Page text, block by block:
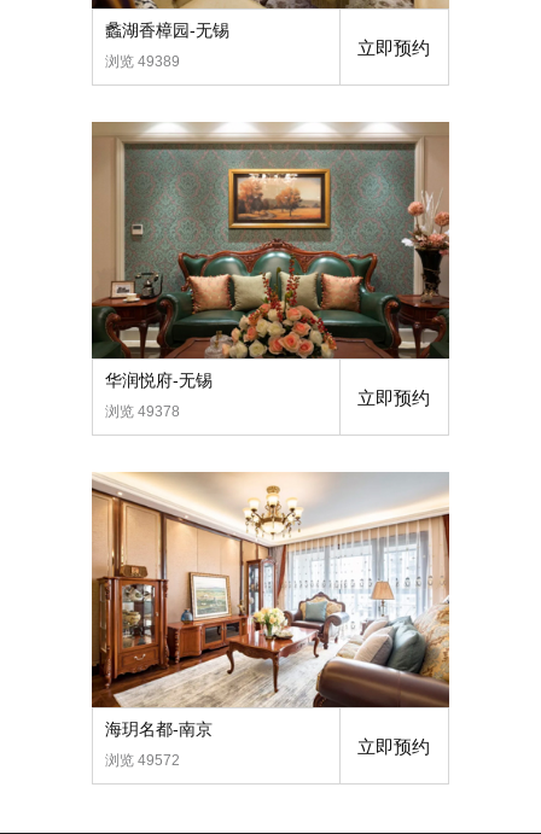
蠡湖香樟园-无锡
浏览 49389
立即预约
华润悦府-无锡
浏览 49378
立即预约
海玥名都-南京
浏览 49572
立即预约